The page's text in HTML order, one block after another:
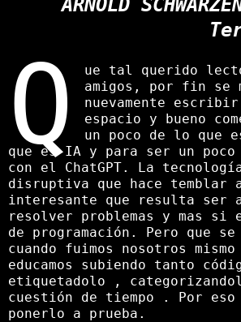
ARNOLD
Q
ue tal querido
amigos, por fin se
nuevamente
espacio y bueno
un poco de lo que
que es IA y para ser un poco
con el ChatGPT. La
disruptiva que hace temblar
interesante que resulta ser
resolver problemas y mas si
de programación. Pero que se
cuando fuimos nosotros
educamos subiendo tanto
etiquetadolo ,
cuestión de tiempo . Por eso
ponerlo a prueba.